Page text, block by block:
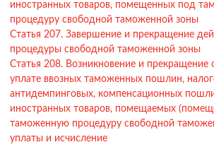
иностранных товаров, помещенных под
процедуру свободной таможенной зоны
Статья 207. Завершение и прекращение
процедуры свободной таможенной зоны
Статья 208. Возникновение и прекращение
уплате ввозных таможенных пошлин,
антидемпинговых, компенсационных
иностранных товаров, помещаемых
таможенную процедуру свободной
уплаты и исчисление